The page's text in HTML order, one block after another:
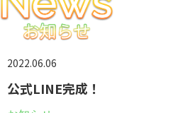
2022.06.06
公式LINE完成！